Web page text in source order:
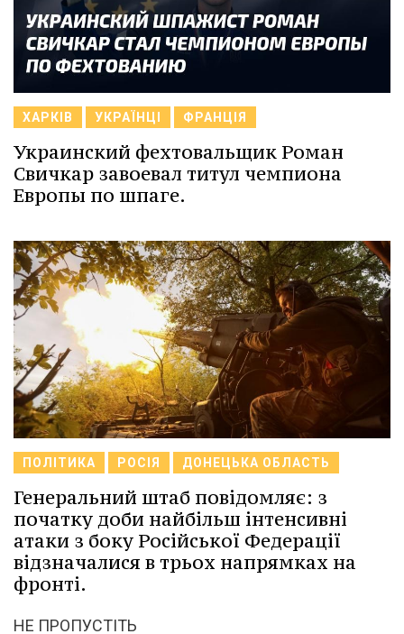
ХАРКІВ УКРАЇНЦІ ФРАНЦІЯ
Украинский фехтовальщик Роман
Свичкар завоевал титул чемпиона
Европы по шпаге.
ПОЛІТИКА РОСІЯ ДОНЕЦЬКА ОБЛАСТЬ
Генеральний штаб повідомляє: з
початку доби найбільш інтенсивні
атаки з боку Російської Федерації
відзначалися в трьох напрямках на
фронті.
НЕ ПРОПУСТІТЬ